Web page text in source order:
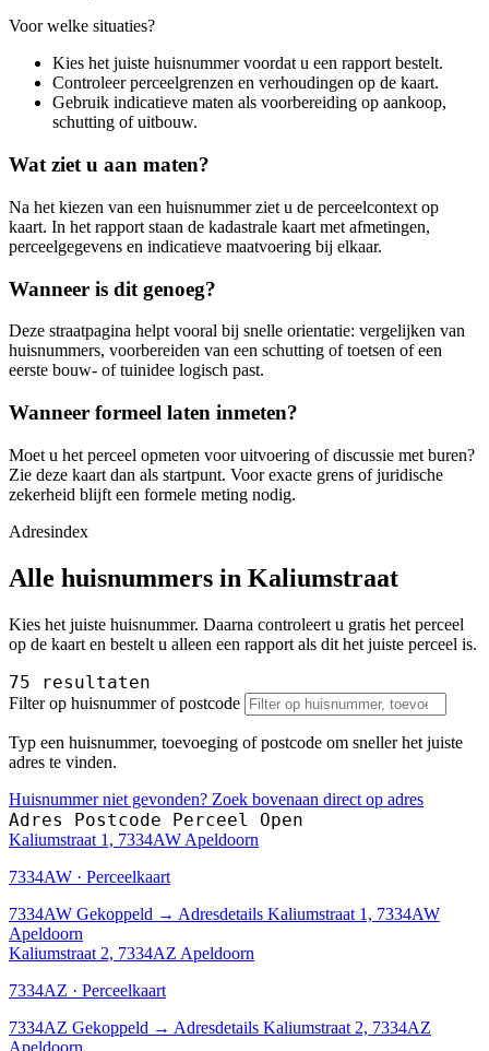
Voor welke situaties?
Kies het juiste huisnummer voordat u een rapport bestelt.
Controleer perceelgrenzen en verhoudingen op de kaart.
Gebruik indicatieve maten als voorbereiding op aankoop,
schutting of uitbouw.
Wat ziet u aan maten?
Na het kiezen van een huisnummer ziet u de perceelcontext op
kaart. In het rapport staan de kadastrale kaart met afmetingen,
perceelgegevens en indicatieve maatvoering bij elkaar.
Wanneer is dit genoeg?
Deze straatpagina helpt vooral bij snelle orientatie: vergelijken van
huisnummers, voorbereiden van een schutting of toetsen of een
eerste bouw- of tuinidee logisch past.
Wanneer formeel laten inmeten?
Moet u het perceel opmeten voor uitvoering of discussie met buren?
Zie deze kaart dan als startpunt. Voor exacte grens of juridische
zekerheid blijft een formele meting nodig.
Adresindex
Alle huisnummers in Kaliumstraat
Kies het juiste huisnummer. Daarna controleert u gratis het perceel
op de kaart en bestelt u alleen een rapport als dit het juiste perceel is.
75 resultaten
Filter op huisnummer of postcode
Typ een huisnummer, toevoeging of postcode om sneller het juiste
adres te vinden.
Huisnummer niet gevonden? Zoek bovenaan direct op adres
Adres Postcode Perceel Open
Kaliumstraat 1, 7334AW Apeldoorn
7334AW · Perceelkaart
7334AW Gekoppeld → Adresdetails Kaliumstraat 1, 7334AW
Apeldoorn
Kaliumstraat 2, 7334AZ Apeldoorn
7334AZ · Perceelkaart
7334AZ Gekoppeld → Adresdetails Kaliumstraat 2, 7334AZ
Apeldoorn